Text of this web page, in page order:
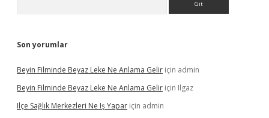
Son yorumlar
Beyin Filminde Beyaz Leke Ne Anlama Gelir için admin
Beyin Filminde Beyaz Leke Ne Anlama Gelir için Ilgaz
Ilçe Sağlık Merkezleri Ne Iş Yapar için admin